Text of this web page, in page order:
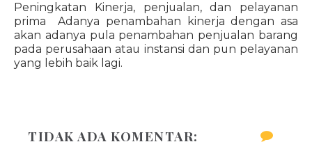
Peningkatan Kinerja, penjualan, dan pelayanan
prima Adanya penambahan kinerja dengan asa
akan adanya pula penambahan penjualan barang
pada perusahaan atau instansi dan pun pelayanan
yang lebih baik lagi.
TIDAK ADA KOMENTAR: